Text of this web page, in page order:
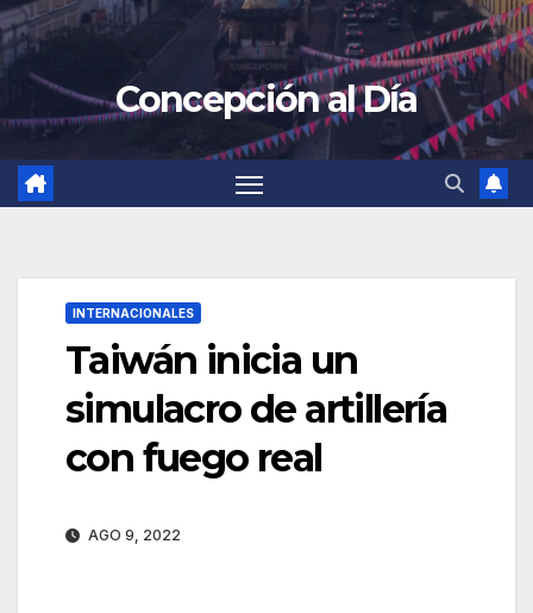
Concepción al Día
INTERNACIONALES
Taiwán inicia un
simulacro de artillería
con fuego real
AGO 9, 2022